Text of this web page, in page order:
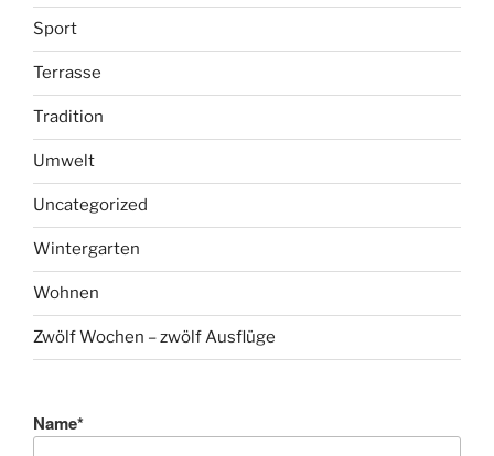
Sport
Terrasse
Tradition
Umwelt
Uncategorized
Wintergarten
Wohnen
Zwölf Wochen – zwölf Ausflüge
Name*